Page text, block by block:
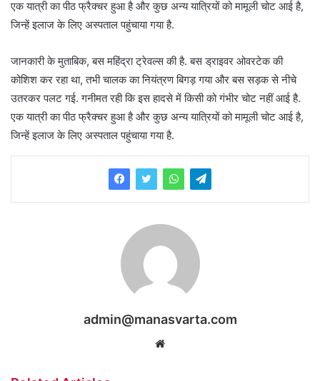
एक यात्री का पीठ फ्रैक्चर हुआ है और कुछ अन्य यात्रियों को मामूली चोट आई है,
जिन्हें इलाज के लिए अस्पताल पहुंचाया गया है.
जानकारी के मुताबिक, बस महिंद्रा ट्रेवल्स की है. बस ड्राइवर ओवरटेक की
कोशिश कर रहा था, तभी चालक का नियंत्रण बिगड़ गया और बस सड़क से नीचे
उतरकर पलट गई. गनीमत रही कि इस हादसे में किसी को गंभीर चोट नहीं आई है.
एक यात्री का पीठ फ्रैक्चर हुआ है और कुछ अन्य यात्रियों को मामूली चोट आई है,
जिन्हें इलाज के लिए अस्पताल पहुंचाया गया है.
admin@manasvarta.com
Website